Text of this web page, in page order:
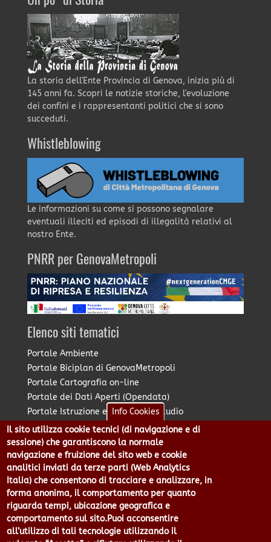
La storia dell'Ente Provincia di Genova, inizia più di
145 anni fa. Scopri le notizie storiche, l'evoluzione
dei confini e i rappresentanti politici che si sono
succeduti.
Whistleblowing
Le informazioni su come si possono segnalare
eventuali illeciti ed episodi di illegalità relativi al
nostro Ente.
PNRR per GenovaMetropoli
Elenco siti tematici
Portale Ambiente
Portale Biciplan di GenovaMetropoli
Portale Cartografia on-line
Portale dei Dati Aperti (Opendata)
Portale Istruzione e Diritto allo Studio
Portale Marketing Territoriale
Portale Piano Strategico Metropolitano
Portale PUMS di GenovaMetropoli
Portale Stazione Unica Appaltante
Pratico: procedimenti e istanze online
Città Metropolitana di Genova - Piazzale Mazzini 2 -16122 -
Genova | CF:80007350103 - P.Iva: 00949170104 | Codice IPA: cmge
Info Cookies
Il sito utilizza cookie tecnici (di navigazione e di
sessione) che garantiscono la normale
navigazione e fruizione del sito web e cookie
analitici inviati da terze parti (Web Analytics
Italia) che consentono di tracciare e analizzare, in
forma anonima, il comportamento per quanto
riguarda tempi, ubicazione geografica e
comportamento sul sito.Puoi acconsentire
all’utilizzo di tali tecnologie utilizzando il